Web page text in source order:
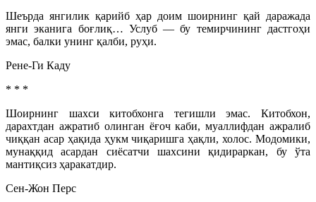
Шеърда янгилик қарийб ҳар доим шоирнинг қай даражада
янги эканига боғлиқ… Услуб — бу темирчининг дастгоҳи
эмас, балки унинг қалби, руҳи.
Рене-Ги Каду
* * *
Шоирнинг шахси китобхонга тегишли эмас. Китобхон,
дарахтдан ажратиб олинган ёғоч каби, муаллифдан ажралиб
чиққан асар ҳақида ҳукм чиқаришга ҳақли, холос. Модомики,
мунаққид асардан сиёсатчи шахсини қидираркан, бу ўта
мантиқсиз ҳаракатдир.
Сен-Жон Перс